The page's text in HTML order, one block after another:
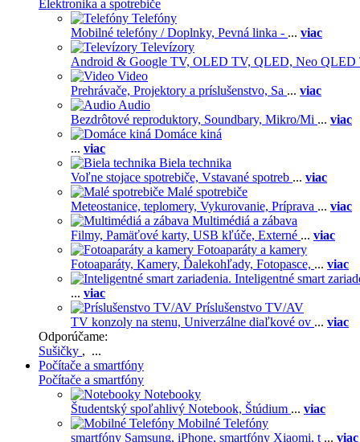
Elektronika a spotrebiče
Telefóny
Mobilné telefóny / Doplnky, Pevná linka - ... viac
Televízory
Android & Google TV, OLED TV, QLED, Neo QLED
Video
Prehrávače, Projektory a príslušenstvo, Sa ... viac
Audio
Bezdrôtové reproduktory, Soundbary, Mikro/Mi ... viac
Domáce kiná
... viac
Biela technika
Voľne stojace spotrebiče, Vstavané spotreb ... viac
Malé spotrebiče
Meteostanice, teplomery, Vykurovanie, Príprava ... viac
Multimédiá a zábava
Filmy, Pamäťové karty, USB kľúče, Externé ... viac
Fotoaparáty a kamery
Fotoaparáty, Kamery, Ďalekohľady, Fotopasce, ... viac
Inteligentné smart
... viac
Príslušenstvo TV/AV
TV konzoly na stenu, Univerzálne diaľkové ov ... viac
Odporúčame:
Sušičky , ...
Počítače a smartfóny
Počítače a smartfóny
Notebooky
Študentský spoľahlivý Notebook, Štúdium ... viac
Mobilné Telefóny
smartfóny Samsung, iPhone, smartfóny Xiaomi, t ... viac